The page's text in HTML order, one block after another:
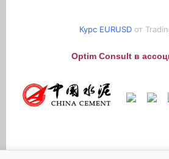
Курс EURUSD от
Optim Consult в